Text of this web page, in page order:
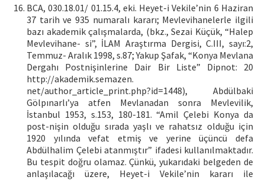
BCA, 030.18.01/ 01.15.4, eki. Heyet-i Vekile’nin 6 Haziran
37 tarih ve 935 numaralı kararı; Mevlevihanelerle ilgili
bazı akademik çalışmalarda, (bkz., Sezai Küçük, “Halep
Mevlevihane- si”, İLAM Araştırma Dergisi, C.III, sayı:2,
Temmuz- Aralık 1998, s.87; Yakup Şafak, “Konya Mevlana
Dergahı Postnişinlerine Dair Bir Liste” Dipnot: 20
http://akademik.semazen.
net/author_article_print.php?id=1448), Abdülbaki
Gölpınarlı’ya atfen Mevlanadan sonra Mevlevilik,
İstanbul 1953, s.153, 180-181. “Amil Çelebi Konya da
post-nişin olduğu sırada yaşlı ve rahatsız olduğu için
1920 yılında vefat etmiş ve yerine üçüncü defa
Abdülhalim Çelebi atanmıştır” ifadesi kullanılmaktadır.
Bu tespit doğru olamaz. Çünkü, yukarıdaki belgeden de
anlaşılacağı üzere, Heyet-i Vekile’nin kararı ile